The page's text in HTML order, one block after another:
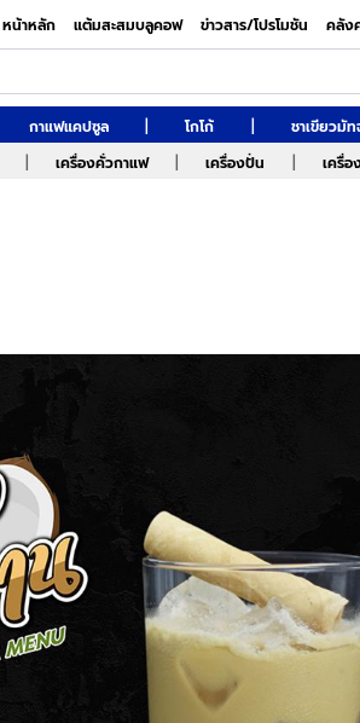
หน้าหลัก แต้มสะสมบลูคอฟ ข่าวสาร/โปรโมชัน คลัง
กาแฟแคปซูล | โกโก้ | ชาเขียวมัท
| เครื่องคั่วกาแฟ | เครื่องปั่น | เครื่อ